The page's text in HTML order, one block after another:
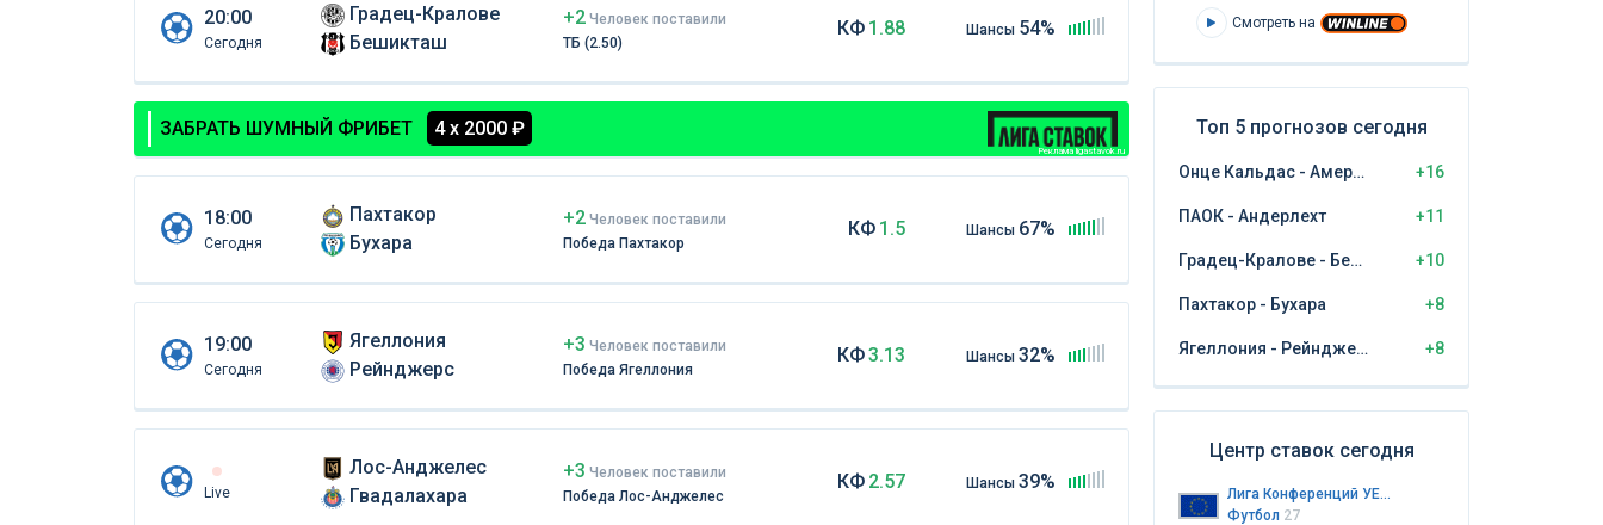
20:00
Сегодня
Градец-Кралове
Бешикташ
+2 Человек поставили
ТБ (2.50)
КФ 1.88 Шансы 54%
ЗАБРАТЬ ШУМНЫЙ ФРИБЕТ 4 х 2000 ₽
Реклама ligastavok.ru
18:00
Сегодня
Пахтакор
Бухара
+2 Человек поставили
Победа Пахтакор
КФ 1.5 Шансы 67%
19:00
Сегодня
Ягеллония
Рейнджерс
+3 Человек поставили
Победа Ягеллония
КФ3.13 Шансы 32%
Live
Лос-Анджелес
Гвадалахара
+3 Человек поставили
Победа Лос-Анджелес
КФ 2.57 Шансы 39%
Смотреть на
Топ 5 прогнозов сегодня
Онце Кальдас - Америка Кали +16
ПАОК - Андерлехт +11
Градец-Кралове - Бешикташ +10
Пахтакор - Бухара +8
Ягеллония - Рейнджерс +8
Центр ставок сегодня
Лига Конференций УЕФА
Футбол 27